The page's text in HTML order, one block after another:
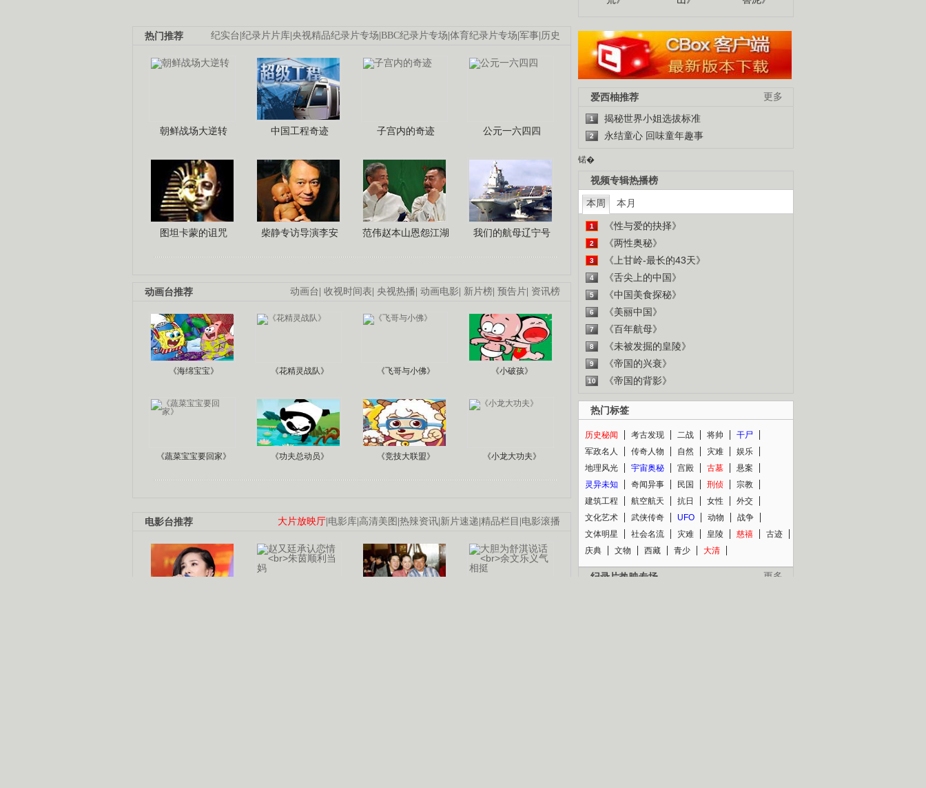
纪实台 纪录片片库 央视精品纪录片专场 BBC纪录片专场 体育纪录片专场 军事 历史
热门推荐
朝鲜战场大逆转 中国工程奇迹 子宫内的奇迹 公元一六四四
图坦卡蒙的诅咒 柴静专访导演李安 范伟赵本山恩怨江湖 我们的航母辽宁号
动画台 收视时间表 央视热播 动画电影 新片榜 预告片 资讯榜
动画台推荐
《海绵宝宝》 《花精灵战队》 《飞哥与小佛》 《小破孩》
《蔬菜宝宝要回家》 《功夫总动员》 《竞技大联盟》 《小龙大功夫》
大片放映厅 电影库 高清美图 热辣资讯 新片速递 精品栏目 电影滚播
电影台推荐
更多
爱西柚推荐
1 揭秘世界小姐选拔标准
2 永结童心 回味童年趣事
锘�
视频专辑热播榜
本周 本月
1 《性与爱的抉择》
2 《两性奥秘》
3 《上甘岭-最长的43天》
4 《舌尖上的中国》
5 《中国美食探秘》
6 《美丽中国》
7 《百年航母》
8 《未被发掘的皇陵》
9 《帝国的兴衰》
10 《帝国的背影》
热门标签
历史秘闻 考古发现 二战 将帅
干尸
军政名人
传奇人物 自然 灾难
娱乐
地理风光
宇宙奥秘 宫殿 古墓
悬案
灵异未知
奇闻异事 民国 刑侦
宗教
建筑工程
航空航天 抗日 女性
外交
文化艺术
武侠传奇 UFO 动物
战争
文体明星
社会名流 灾难 皇陵 慈禧
古迹
庆典
文物 西藏 青少 大清
更多
纪录片热映专场